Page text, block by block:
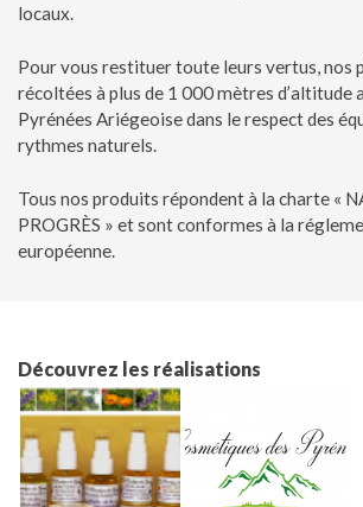
locaux.
Pour vous restituer toute leurs vertus, nos
récoltées à plus de 1 000 mètres d’altitude
Pyrénées Ariégeoise dans le respect des
rythmes naturels.
Tous nos produits répondent à la charte «
PROGRÈS » et sont conformes à la
européenne.
Découvrez les réalisations